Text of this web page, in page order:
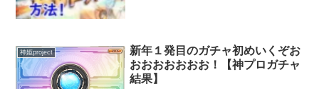
神姫project
新年１発目のガチャ初めいくぞお
おおおおおおお！【神プロガチャ
結果】